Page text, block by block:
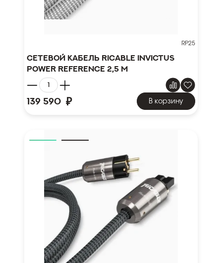
RP25
Сетевой кабель Ricable Invictus
Power Reference 2,5 m
139 590 ₽ В корзину